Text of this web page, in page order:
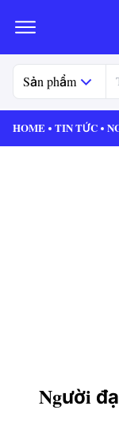
Sản phẩm
HOME TIN TỨC
Người